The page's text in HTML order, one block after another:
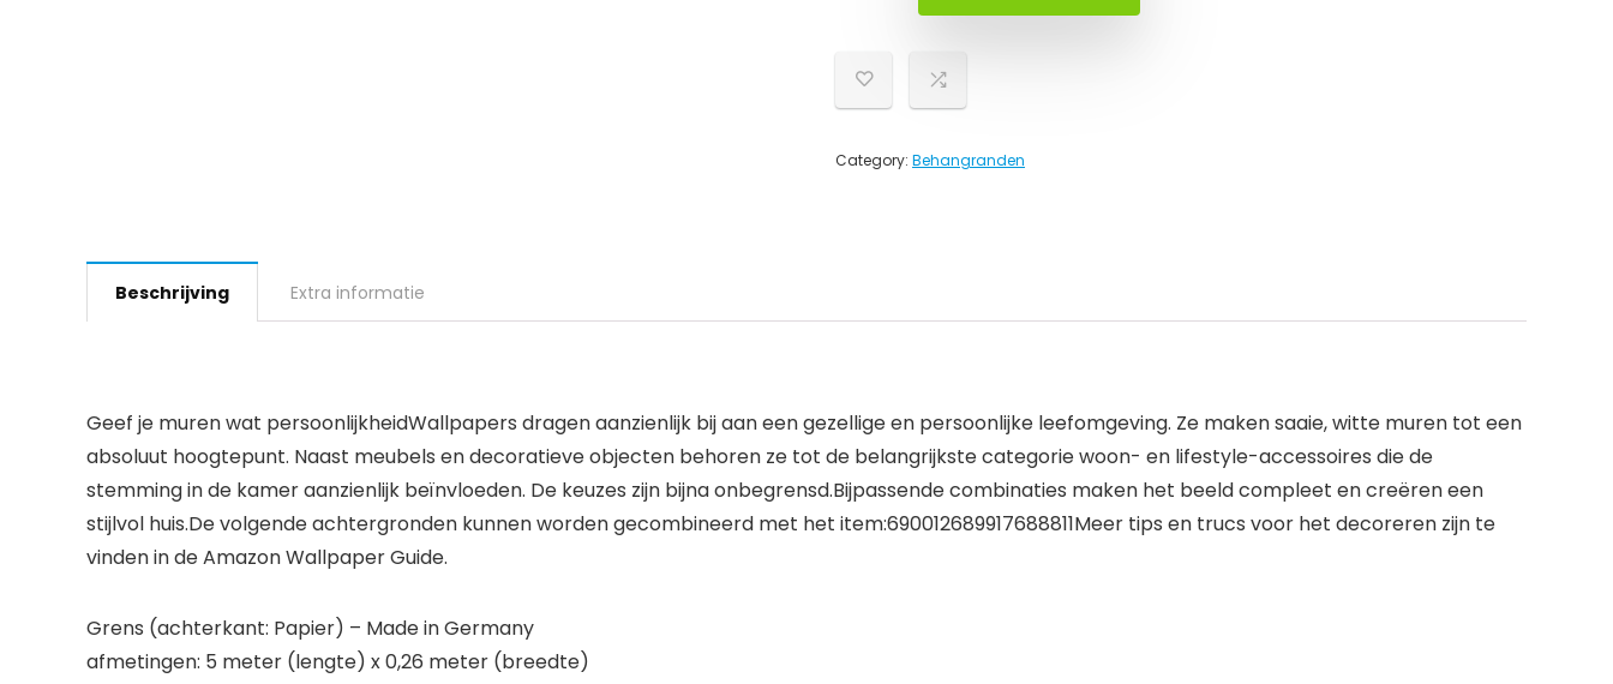
Category: Behangranden
Beschrijving Extra informatie
Geef je muren wat persoonlijkheidWallpapers dragen aanzienlijk bij aan een gezellige en persoonlijke leefomgeving. Ze maken saaie, witte muren tot een
absoluut hoogtepunt. Naast meubels en decoratieve objecten behoren ze tot de belangrijkste categorie woon- en lifestyle-accessoires die de
stemming in de kamer aanzienlijk beïnvloeden. De keuzes zijn bijna onbegrensd.Bijpassende combinaties maken het beeld compleet en creëren een
stijlvol huis.De volgende achtergronden kunnen worden gecombineerd met het item:690012689917688811Meer tips en trucs voor het decoreren zijn te
vinden in de Amazon Wallpaper Guide.
Grens (achterkant: Papier) – Made in Germany
afmetingen: 5 meter (lengte) x 0,26 meter (breedte)